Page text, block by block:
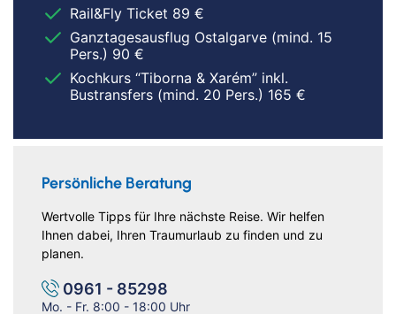
Rail&Fly Ticket 89 €
Ganztagesausflug Ostalgarve (mind. 15
Pers.) 90 €
Kochkurs “Tiborna & Xarém” inkl.
Bustransfers (mind. 20 Pers.) 165 €
Persönliche Beratung
Wertvolle Tipps für Ihre nächste Reise. Wir helfen
Ihnen dabei, Ihren Traumurlaub zu finden und zu
planen.
0961 - 85298
Mo. - Fr. 8:00 - 18:00 Uhr